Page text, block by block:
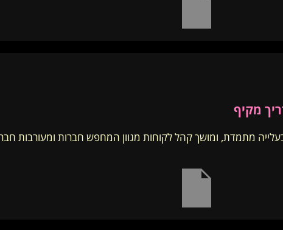
מקיף
בעלייה מתמדת, ומושך קהל לקוחות מגוון המחפש חברות ומעורבות